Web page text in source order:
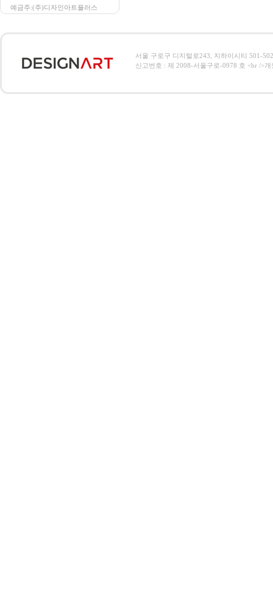
예금주:(주)디자인아트플러스
서울 구로구 디지털로243, 지하이시티 501-
신고번호 : 제 2008-서울구로-0978 호 <br />